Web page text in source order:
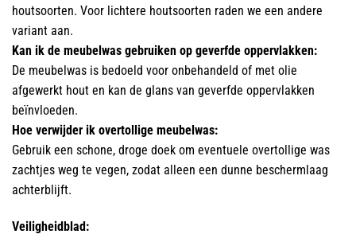
houtsoorten. Voor lichtere houtsoorten raden we een andere
variant aan.
Kan ik de meubelwas gebruiken op geverfde oppervlakken:
De meubelwas is bedoeld voor onbehandeld of met olie
afgewerkt hout en kan de glans van geverfde oppervlakken
beïnvloeden.
Hoe verwijder ik overtollige meubelwas:
Gebruik een schone, droge doek om eventuele overtollige was
zachtjes weg te vegen, zodat alleen een dunne beschermlaag
achterblijft.
Veiligheidblad: